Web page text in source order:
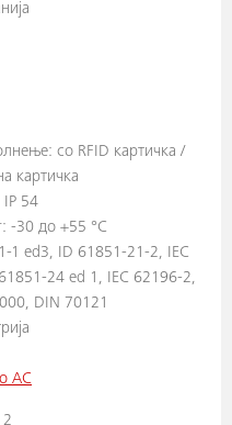
со RFID картичка /
картичка
IP 54
-30 до +55 °С
1 ed3, ID 61851-21-2, IEC
24 ed 1, IEC 62196-2,
DIN 70121
AC
2